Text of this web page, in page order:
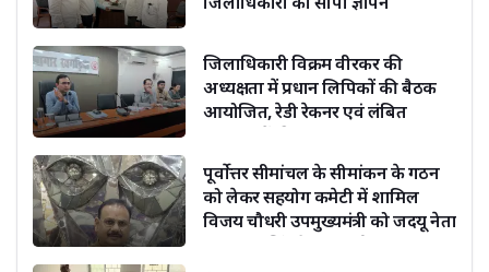
जिलाधिकारी विक्रम वीरकर की
अध्यक्षता में प्रधान लिपिकों की बैठक
आयोजित, रेडी रेकनर एवं लंबित
पूर्वोत्तर सीमांचल के सीमांकन के गठन
को लेकर सहयोग कमेटी में शामिल
विजय चौधरी उपमुख्यमंत्री को जदयू नेता